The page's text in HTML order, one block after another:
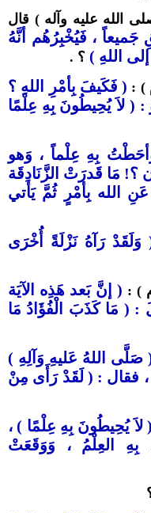
الله عليه وآله ) قال
، فَيُخْبِرُهُم أنَّهُ
اللهِ ) ؟ .
) : ( فَكَيفَ بِأمْرِ اللهِ ؟
: ( لاَ يُحِيطُونَ بِهِ عِلْمًا
بِهِ عِلْماً ، وَهو
؟! مَا قَدرَتْ الزَّنَادِقَة
الله بِأمْرٍ ثُمَّ يَأتي
وَلَقَدْ رَآهُ نَزْلَةً أُخْرَى
) : ( إنَّ بَعد هَذِه الآيَة
( مَا كَذَبَ الْفُؤَادُ مَا
اللهُ عَليهِ وَآلِهِ )
، فقال : ( لَقَدْ رَأَى مِنْ
لاَ يُحِيطُونَ بِهِ عِلْمًا ) ،
بِهِ العِلْمُ ، وَوَقَعَتْ